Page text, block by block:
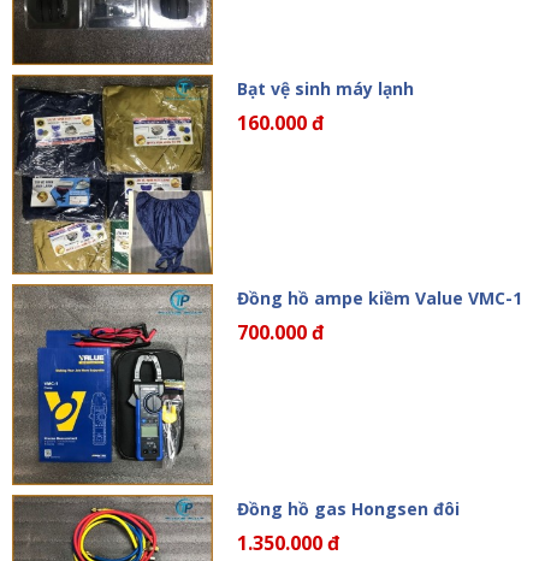
Bạt vệ sinh máy lạnh
160.000 đ
Đồng hồ ampe kiềm Value VMC-1
700.000 đ
Đồng hồ gas Hongsen đôi
1.350.000 đ